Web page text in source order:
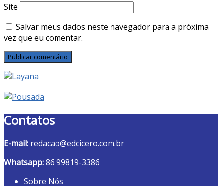
Site
Salvar meus dados neste navegador para a próxima
vez que eu comentar.
Contatos
E-mail: redacao@edcicero.com.br
Whatsapp:86 99819-3386
Sobre Nós